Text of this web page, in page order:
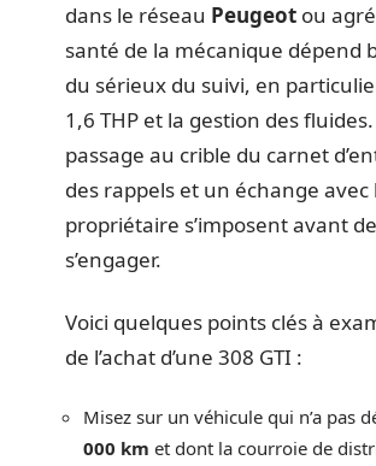
dans le réseau Peugeot ou
santé de la mécanique dépend
du sérieux du suivi, en
1,6 THP et la gestion des
passage au crible du carnet
des rappels et un échange avec
propriétaire s’imposent avant de
s’engager.
Voici quelques points clés à
de l’achat d’une 308 GTI :
Misez sur un véhicule qui n’a pas
000 km et dont la courroie de